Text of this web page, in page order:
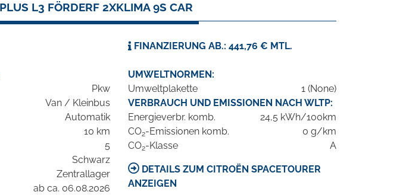
L3 FÖRDERF 2XKLIMA 9S CAR
FINANZIERUNG AB.: 441,76 € MTL.
Pkw
Van / Kleinbus
Automatik
10 km
5
Schwarz
Zentrallager
ab ca. 06.08.2026
UMWELTNORMEN:
Umweltplakette
1 (None)
VERBRAUCH UND EMISSIONEN NACH WLTP:
Energieverbr. komb.
24,5 kWh/100km
CO2-Emissionen komb.
0 g/km
CO2-Klasse A
DETAILS ZUM CITROËN SPACETOURER
ANZEIGEN